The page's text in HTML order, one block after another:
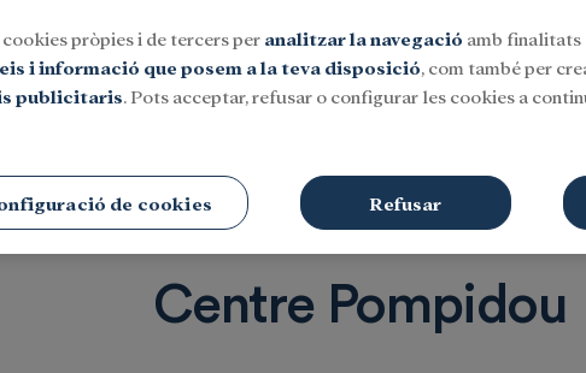
Centre Pompidou
pròpies i de tercers per analitzar la navegació amb finalitats
i informació que posem a la teva disposició, com també per
publicitaris. Pots acceptar, refusar o configurar les cookies a
de cookies Refusar